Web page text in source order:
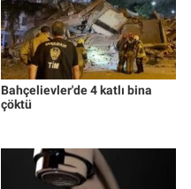
Bahçelievler'de 4 katlı bina
çöktü